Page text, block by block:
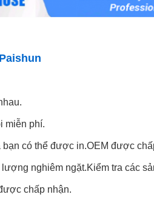
miễn phí.
bạn có thể được in.OEM được
nghiêm ngặt.Kiểm tra các
chấp nhận.